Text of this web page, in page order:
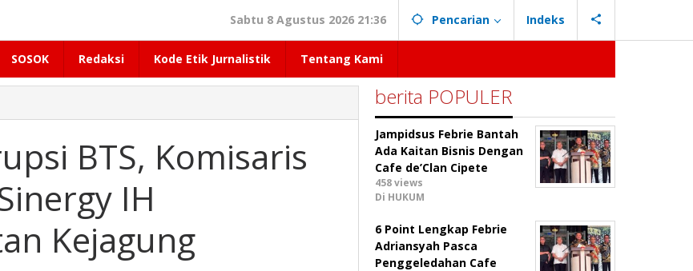
Sabtu 8 Agustus 2026 21:36 Pencarian Indeks
SOSOK Redaksi Kode Etik Jurnalistik Tentang Kami
BTS, Komisaris
IH
Kejagung
berita POPULER
Jampidsus Febrie Bantah
Ada Kaitan Bisnis Dengan
Cafe de’Clan Cipete
458 views
Di HUKUM
6 Point Lengkap Febrie
Adriansyah Pasca
Penggeledahan Cafe